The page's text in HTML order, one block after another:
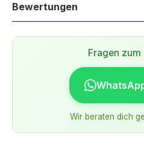
Bewertungen
Fragen zum
Wir beraten dich